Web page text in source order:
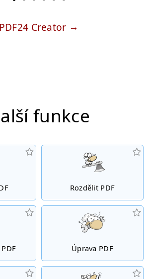
PDF24 Creator
funkce
Rozdělit PDF
Úprava PDF